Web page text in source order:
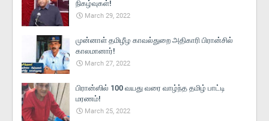
நிகழ்வுகள்!
March 29, 2022
முன்னாள் தமிழீழ காவல்துறை அதிகாரி பிரான்சில்
காலமானார்!
March 27, 2022
பிரான்ஸில் 100 வயது வரை வாழ்ந்த தமிழ் பாட்டி
மரணம்!
March 25, 2022